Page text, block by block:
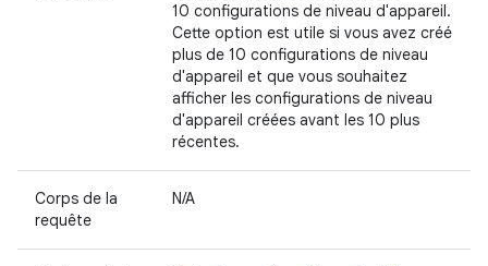
10 configurations de niveau d'appareil.
Cette option est utile si vous avez créé
plus de 10 configurations de niveau
d'appareil et que vous souhaitez
afficher les configurations de niveau
d'appareil créées avant les 10 plus
récentes.
Corps de la
requête
N/A